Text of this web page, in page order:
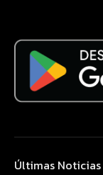
Últimas Noticias